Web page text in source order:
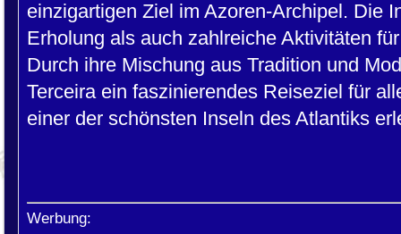
einzigartigen Ziel im Azoren-Archipel. Die
Erholung als auch zahlreiche Aktivitäten
Durch ihre Mischung aus Tradition und
Terceira ein faszinierendes Reiseziel für
einer der schönsten Inseln des Atlantiks
Werbung: